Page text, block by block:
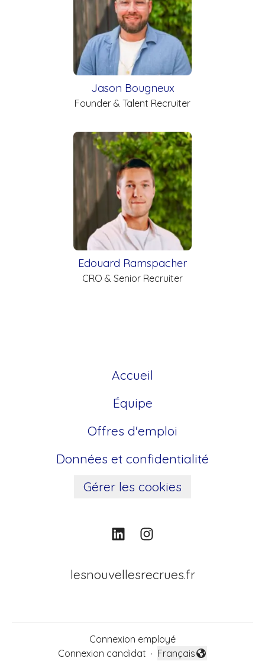
Jason Bougneux
Founder & Talent Recruiter
Edouard Ramspacher
CRO & Senior Recruiter
Accueil
Équipe
Offres d'emploi
Données et confidentialité
Gérer les cookies
lesnouvellesrecrues.fr
Connexion employé
Connexion candidat · Français